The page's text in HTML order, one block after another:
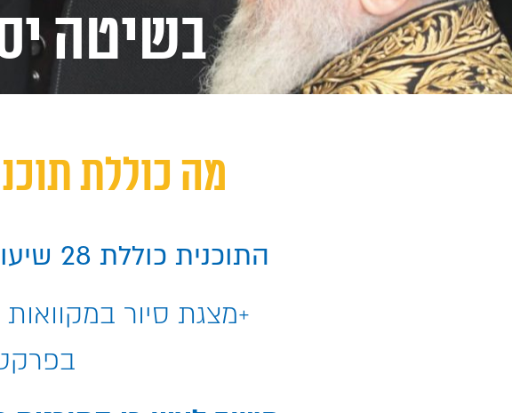
בשיטה
מה כוללת
התוכנית כוללת 28 שיעורים בהירים ממוקדים וברורים-סימן ר"א
+מצגת סיור